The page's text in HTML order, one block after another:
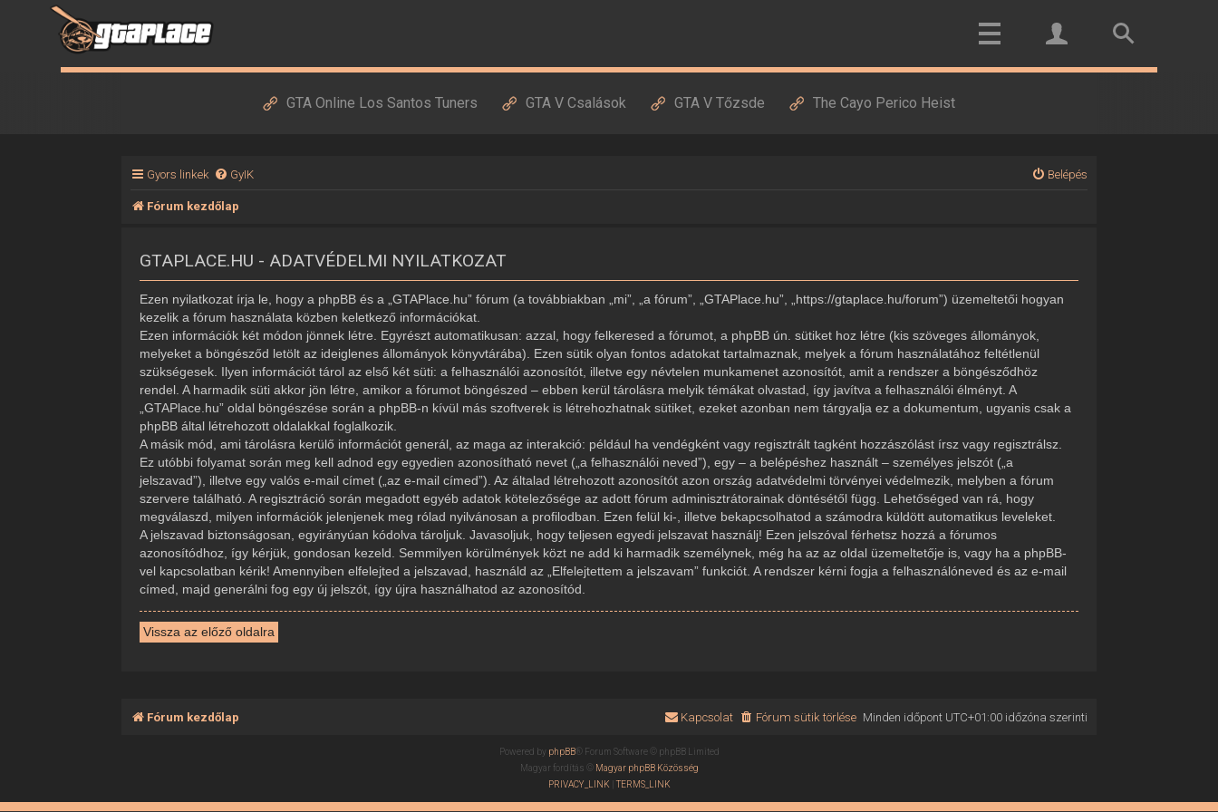
GTA Online Los Santos Tuners GTA V Csalások GTA V Tőzsde The Cayo Perico Heist
Gyors linkek GyIK Belépés
Fórum kezdőlap
GTAPLACE.HU - ADATVÉDELMI NYILATKOZAT
Ezen nyilatkozat írja le, hogy a phpBB és a „GTAPlace.hu” fórum (a továbbiakban „mi”, „a fórum”, „GTAPlace.hu”, „https://gtaplace.hu/forum”) üzemeltetői hogyan
kezelik a fórum használata közben keletkező információkat.
Ezen információk két módon jönnek létre. Egyrészt automatikusan: azzal, hogy felkeresed a fórumot, a phpBB ún. sütiket hoz létre (kis szöveges állományok,
melyeket a böngésződ letölt az ideiglenes állományok könyvtárába). Ezen sütik olyan fontos adatokat tartalmaznak, melyek a fórum használatához feltétlenül
szükségesek. Ilyen információt tárol az első két süti: a felhasználói azonosítót, illetve egy névtelen munkamenet azonosítót, amit a rendszer a böngésződhöz
rendel. A harmadik süti akkor jön létre, amikor a fórumot böngészed – ebben kerül tárolásra melyik témákat olvastad, így javítva a felhasználói élményt. A
„GTAPlace.hu” oldal böngészése során a phpBB-n kívül más szoftverek is létrehozhatnak sütiket, ezeket azonban nem tárgyalja ez a dokumentum, ugyanis csak a
phpBB által létrehozott oldalakkal foglalkozik.
A másik mód, ami tárolásra kerülő információt generál, az maga az interakció: például ha vendégként vagy regisztrált tagként hozzászólást írsz vagy regisztrálsz.
Ez utóbbi folyamat során meg kell adnod egy egyedien azonosítható nevet („a felhasználói neved”), egy – a belépéshez használt – személyes jelszót („a
jelszavad”), illetve egy valós e-mail címet („az e-mail címed”). Az általad létrehozott azonosítót azon ország adatvédelmi törvényei védelmezik, melyben a fórum
szervere található. A regisztráció során megadott egyéb adatok kötelezősége az adott fórum adminisztrátorainak döntésétől függ. Lehetőséged van rá, hogy
megválaszd, milyen információk jelenjenek meg rólad nyilvánosan a profilodban. Ezen felül ki-, illetve bekapcsolhatod a számodra küldött automatikus leveleket.
A jelszavad biztonságosan, egyirányúan kódolva tároljuk. Javasoljuk, hogy teljesen egyedi jelszavat használj! Ezen jelszóval férhetsz hozzá a fórumos
azonosítódhoz, így kérjük, gondosan kezeld. Semmilyen körülmények közt ne add ki harmadik személynek, még ha az az oldal üzemeltetője is, vagy ha a phpBB-
vel kapcsolatban kérik! Amennyiben elfelejted a jelszavad, használd az „Elfelejtettem a jelszavam” funkciót. A rendszer kérni fogja a felhasználóneved és az e-mail
címed, majd generálni fog egy új jelszót, így újra használhatod az azonosítód.
Vissza az előző oldalra
Fórum kezdőlap Minden időpont UTC+01:00időzóna szerinti
Fórum sütik törlése
Kapcsolat
Powered by phpBB® Forum Software © phpBB Limited
Magyar fordítás © Magyar phpBB Közösség
PRIVACY_LINK |TERMS_LINK